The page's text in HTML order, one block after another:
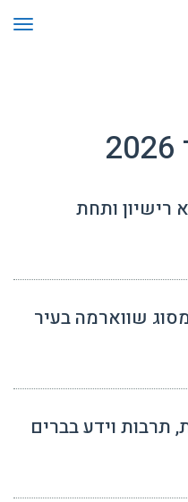
רישיון ותחת
שווארמה בעיר
תרבות וידע בברים